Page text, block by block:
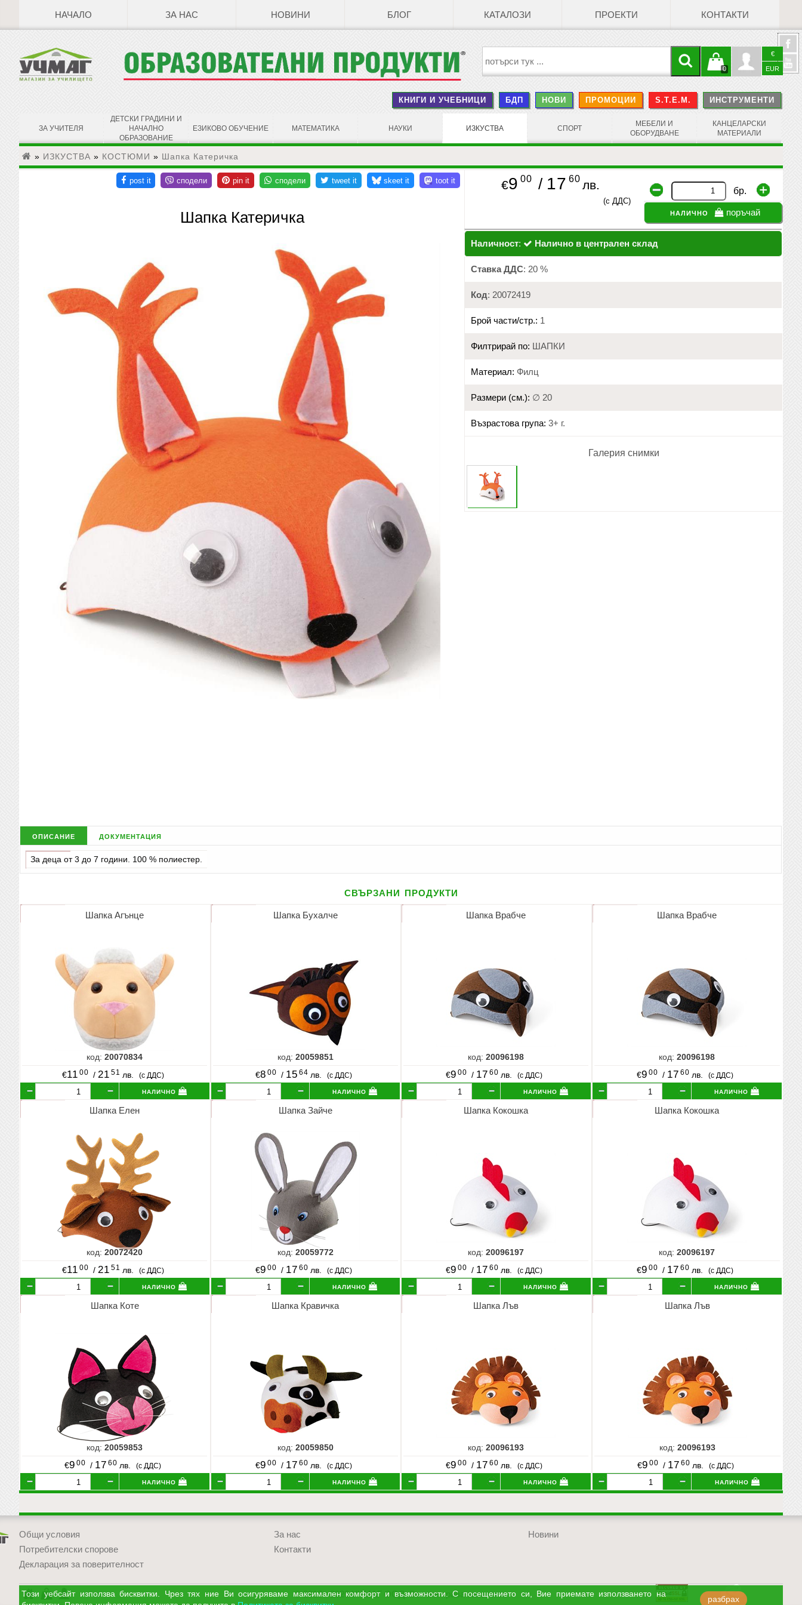
НАЧАЛО ЗА НАС НОВИНИ БЛОГ КАТАЛОЗИ ПРОЕКТИ КОНТАКТИ
€
EUR
Профил
0
Кошницата
е празна
КНИГИ И УЧЕБНИЦИ БДП НОВИ ПРОМОЦИИ S.T.E.M. ИНСТРУМЕНТИ
ЗА УЧИТЕЛЯ
ДЕТСКИ ГРАДИНИ И
НАЧАЛНО
ОБРАЗОВАНИЕ
ЕЗИКОВО ОБУЧЕНИЕ МАТЕМАТИКА НАУКИ ИЗКУСТВА СПОРТ
МЕБЕЛИ И
ОБОРУДВАНЕ
КАНЦЕЛАРСКИ
МАТЕРИАЛИ
» ИЗКУСТВА » КОСТЮМИ » Шапка Катеричка
Шапка Катеричка
€9 00 / 17 60 лв.
(с ДДС)
бр.
налично поръчай
Наличност: Налично в централен склад
Ставка ДДС: 20 %
Код: 20072419
Брой части/стр.: 1
Филтрирай по: ШАПКИ
Материал: Филц
Размери (см.): ∅ 20
Възрастова група: 3+ г.
Галерия снимки
описание документация
За деца от 3 до 7 години. 100 % полиестер.
свързани продукти
Шапка Агънце
код:20070834
€11 00 / 21 51 лв. (с ДДС)
налично
Шапка Бухалче
код: 20059851
€8 00 / 15 64 лв. (с ДДС)
налично
Шапка Врабче
код:20096198
€9 00 / 17 60 лв. (с ДДС)
налично
Шапка Врабче
код:20096198
€9 00 / 17 60 лв. (с ДДС)
налично
Шапка Елен
код:20072420
€11 00 / 21 51 лв. (с ДДС)
налично
Шапка Зайче
код: 20059772
€9 00 / 17 60 лв. (с ДДС)
налично
Шапка Кокошка
код:20096197
€9 00 / 17 60 лв. (с ДДС)
налично
Шапка Кокошка
код:20096197
€9 00 / 17 60 лв. (с ДДС)
налично
Шапка Коте
код:20059853
€9 00 / 17 60 лв. (с ДДС)
налично
Шапка Кравичка
код: 20059850
€9 00 / 17 60 лв. (с ДДС)
налично
Шапка Лъв
код:20096193
€9 00 / 17 60 лв. (с ДДС)
налично
Шапка Лъв
код: 20096193
€9 00 / 17 60 лв. (с ДДС)
налично
Общи условия
Потребителски спорове
Декларация за поверителност
За нас
Контакти
Новини
УЧМАГКошница
Профил © 2018 - 2026 УЧМАГ ООД. Всички права запазени.
Този уебсайт използва бисквитки. Чрез тях ние Ви осигуряваме максимален комфорт и възможности. С посещението си, Вие приемате използването на
разбрах